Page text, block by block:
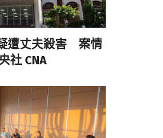
遭丈夫殺害 案情
社 CNA